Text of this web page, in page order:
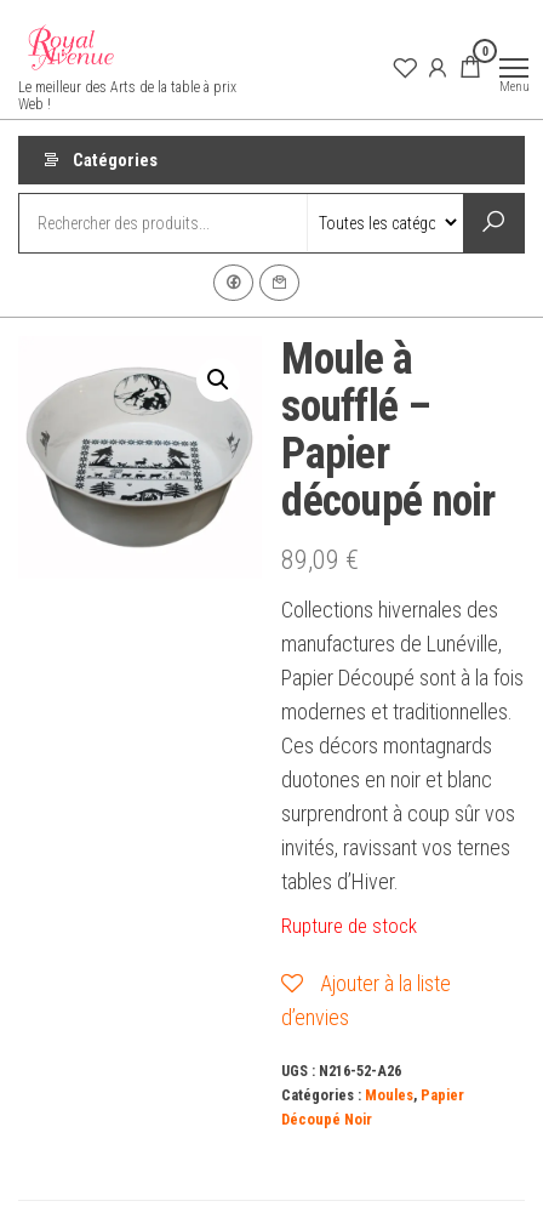
contenu
Royal Avenue
Le meilleur des Arts de la table à prix
Web !
0
Menu
Catégories
Moule à
soufflé –
Papier
découpé noir
89,09 €
Collections hivernales des
manufactures de Lunéville,
Papier Découpé sont à la fois
modernes et traditionnelles.
Ces décors montagnards
duotones en noir et blanc
surprendront à coup sûr vos
invités, ravissant vos ternes
tables d’Hiver.
Rupture de stock
Ajouter à la liste
d’envies
UGS : N216-52-A26
Catégories : Moules, Papier
Découpé Noir